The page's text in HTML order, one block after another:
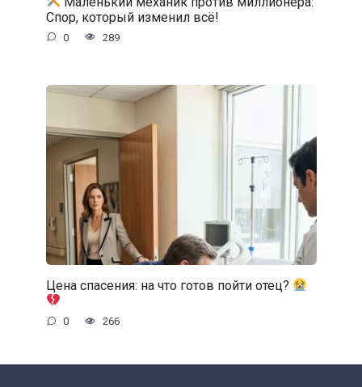
Спор, который изменил всё!
0 289
Цена спасения: на что готов пойти отец?
0 266